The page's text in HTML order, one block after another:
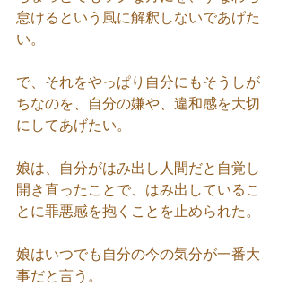
怠けるという風に解釈しないであげた
い。
で、それをやっぱり自分にもそうしが
ちなのを、自分の嫌や、違和感を大切
にしてあげたい。
娘は、自分がはみ出し人間だと自覚し
開き直ったことで、はみ出しているこ
とに罪悪感を抱くことを止められた。
娘はいつでも自分の今の気分が一番大
事だと言う。